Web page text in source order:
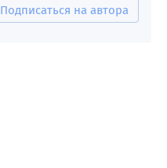
Подписаться на автора